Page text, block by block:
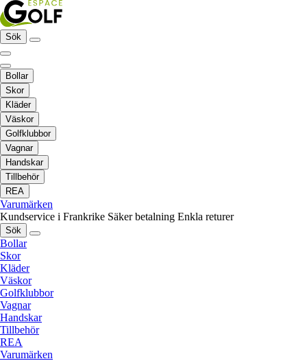
Sök
Bollar
Skor
Kläder
Väskor
Golfklubbor
Vagnar
Handskar
Tillbehör
REA
Varumärken
Kundservice i Frankrike Säker betalning Enkla returer
Sök
Bollar
Skor
Kläder
Väskor
Golfklubbor
Vagnar
Handskar
Tillbehör
REA
Varumärken